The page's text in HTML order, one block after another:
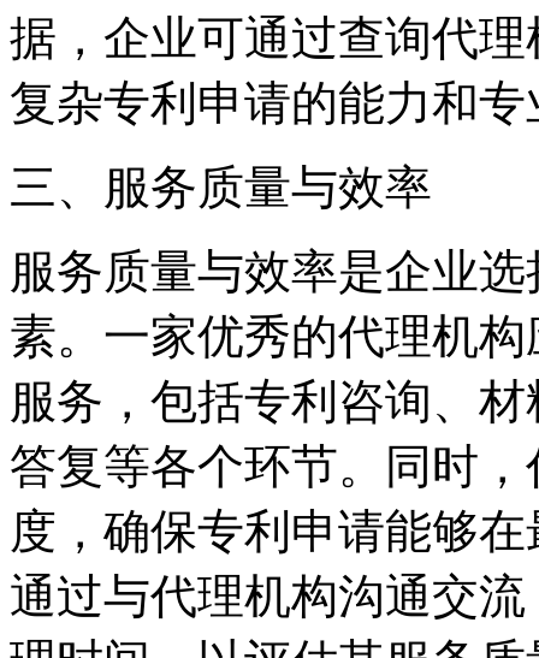
据，企业可通过查询代
复杂专利申请的能力和
三、服务质量与效率
服务质量与效率是企业
素。一家优秀的代理机
服务，包括专利咨询、
答复等各个环节。同时
度，确保专利申请能够
通过与代理机构沟通交